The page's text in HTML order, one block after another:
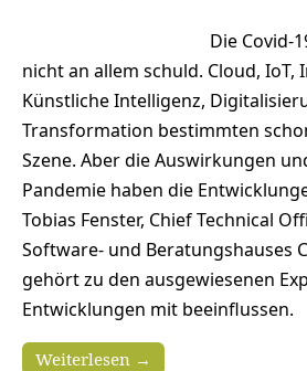
Die Covid-
nicht an allem schuld. Cloud, IoT,
Künstliche Intelligenz,
Transformation bestimmten
Szene. Aber die Auswirkungen
Pandemie haben die
Tobias Fenster, Chief Technical
Software- und Beratungshauses
gehört zu den ausgewiesenen
Entwicklungen mit beeinflussen.
Weiterlesen →